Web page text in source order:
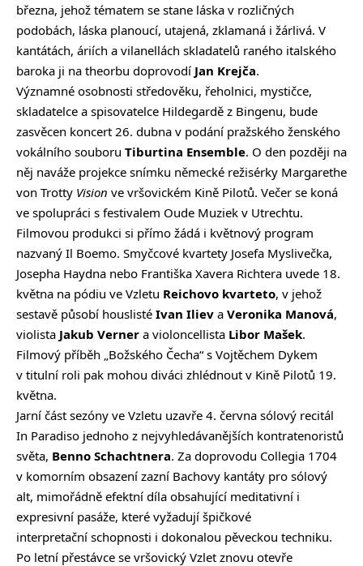
března, jehož tématem se stane láska v rozličných
podobách, láska planoucí, utajená, zklamaná i žárlivá. V
kantátách, áriích a vilanellách skladatelů raného italského
baroka ji na theorbu doprovodí Jan Krejča.
Významné osobnosti středověku, řeholnici, mystičce,
skladatelce a spisovatelce Hildegardě z Bingenu, bude
zasvěcen koncert 26. dubna v podání pražského ženského
vokálního souboru Tiburtina Ensemble. O den později na
něj naváže projekce snímku německé režisérky Margarethe
von Trotty Vision ve vršovickém Kině Pilotů. Večer se koná
ve spolupráci s festivalem Oude Muziek v Utrechtu.
Filmovou produkci si přímo žádá i květnový program
nazvaný Il Boemo. Smyčcové kvartety Josefa Myslivečka,
Josepha Haydna nebo Františka Xavera Richtera uvede 18.
května na pódiu ve Vzletu Reichovo kvarteto, v jehož
sestavě působí houslisté Ivan Iliev a Veronika Manová,
violista Jakub Verner a violoncellista Libor Mašek.
Filmový příběh „Božského Čecha“ s Vojtěchem Dykem
v titulní roli pak mohou diváci zhlédnout v Kině Pilotů 19.
května.
Jarní část sezóny ve Vzletu uzavře 4. června sólový recitál
In Paradiso jednoho z nejvyhledávanějších kontratenoristů
světa, Benno Schachtnera. Za doprovodu Collegia 1704
v komorním obsazení zazní Bachovy kantáty pro sólový
alt, mimořádně efektní díla obsahující meditativní i
expresivní pasáže, které vyžadují špičkové
interpretační schopnosti i dokonalou pěveckou techniku.
Po letní přestávce se vršovický Vzlet znovu otevře